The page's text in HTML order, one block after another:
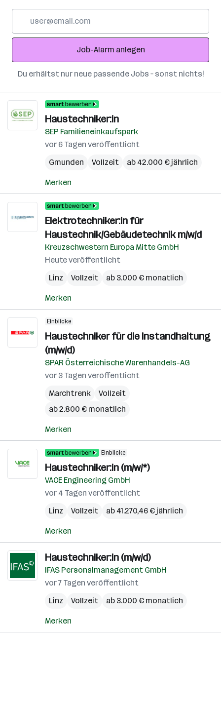
Adresse
Job-Alarm anlegen
Du erhältst nur neue passende Jobs – sonst nichts!
Haustechniker:in
SEP Familieneinkaufspark
vor 6 Tagen veröffentlicht
Gmunden
Vollzeit ab 42.000 € jährlich
Merken
Elektrotechniker:in für
Haustechnik/Gebäudetechnik m/w/d
Kreuzschwestern Europa Mitte GmbH
Heute veröffentlicht
Linz
Vollzeit ab 3.000 € monatlich
Merken
Einblicke
Haustechniker für die Instandhaltung
(m/w/d)
SPAR Österreichische Warenhandels-AG
vor 3 Tagen veröffentlicht
Marchtrenk
Vollzeit
ab 2.800 € monatlich
Merken
Einblicke
Haustechniker:in (m/w/*)
VACE Engineering GmbH
vor 4 Tagen veröffentlicht
Linz
Vollzeit ab 41.270,46 € jährlich
Merken
Haustechniker:in (m/w/d)
IFAS Personalmanagement GmbH
vor 7 Tagen veröffentlicht
Linz
Vollzeit ab 3.000 € monatlich
Merken